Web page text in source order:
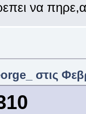
να
στις